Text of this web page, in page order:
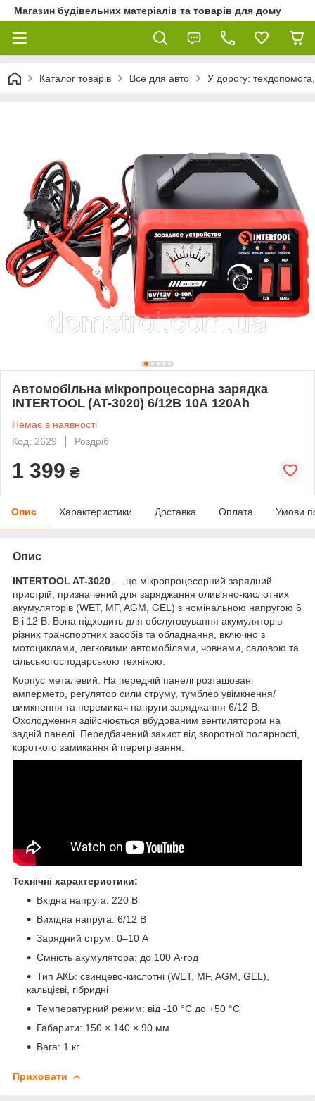
Магазин будівельних матеріалів та товарів для дому
Каталог товарів Все для авто У дорогу:
Автомобільна мікропроцесорна зарядка
INTERTOOL (AT-3020) 6/12В 10А 120Ah
Немає в наявності
Код: 2629
Роздріб
1 399 ₴
Опис Характеристики Доставка Оплата Умови
Опис
INTERTOOL AT-3020 — це мікропроцесорний зарядний
пристрій, призначений для заряджання олив'яно-кислотних
акумуляторів (WET, MF, AGM, GEL) з номінальною напругою 6
В і 12 В. Вона підходить для обслуговування акумуляторів
різних транспортних засобів та обладнання, включно з
мотоциклами, легковими автомобілями, човнами, садовою та
сільськогосподарською технікою.
Корпус металевий. На передній панелі розташовані
амперметр, регулятор сили струму, тумблер увімкнення/
вимкнення та перемикач напруги заряджання 6/12 В.
Охолодження здійснюється вбудованим вентилятором на
задній панелі. Передбачений захист від зворотної полярності,
короткого замикання й перегрівання.
Технічні характеристики:
Вхідна напруга: 220 В
Вихідна напруга: 6/12 В
Зарядний струм: 0–10 А
Ємність акумулятора: до 100 А·год
Тип АКБ: свинцево-кислотні (WET, MF, AGM, GEL),
кальцієві, гібридні
Температурний режим: від -10 °C до +50 °C
Габарити: 150 × 140 × 90 мм
Вага: 1 кг
Приховати